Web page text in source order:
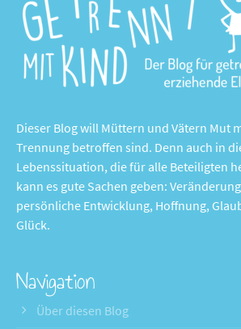
Dieser Blog will Müttern und Vätern Mut
Trennung betroffen sind. Denn auch in
Lebenssituation, die für alle Beteiligten
kann es gute Sachen geben:
persönliche Entwicklung, Hoffnung,
Glück.
Navigation
Über diesen Blog